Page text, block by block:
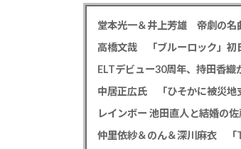
高橋文哉 「ブルーロック」初
ELTデビュー30周年、持田香織
仲里依紗＆のん＆深川麻衣 「